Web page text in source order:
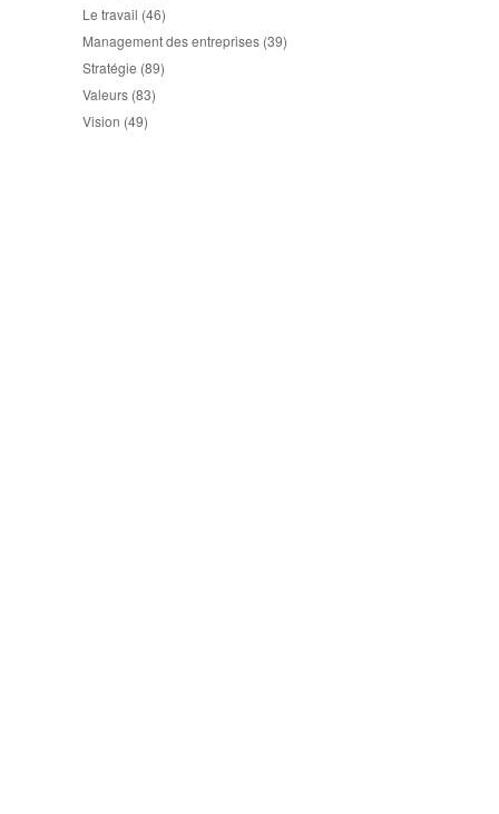
Le travail (46)
Management des entreprises (39)
Stratégie (89)
Valeurs (83)
Vision (49)